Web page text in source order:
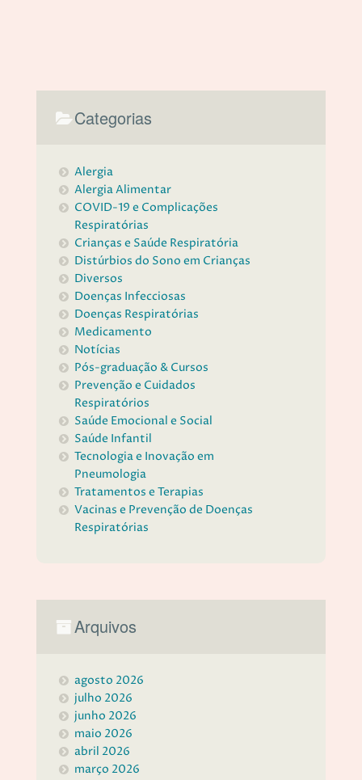
Categorias
Alergia
Alergia Alimentar
COVID-19 e Complicações
Respiratórias
Crianças e Saúde Respiratória
Distúrbios do Sono em Crianças
Diversos
Doenças Infecciosas
Doenças Respiratórias
Medicamento
Notícias
Pós-graduação & Cursos
Prevenção e Cuidados
Respiratórios
Saúde Emocional e Social
Saúde Infantil
Tecnologia e Inovação em
Pneumologia
Tratamentos e Terapias
Vacinas e Prevenção de Doenças
Respiratórias
Arquivos
agosto 2026
julho 2026
junho 2026
maio 2026
abril 2026
março 2026